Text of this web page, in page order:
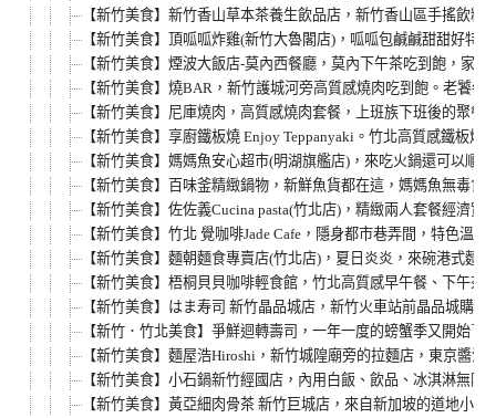
【新竹美食】新竹香山草本茶養生飲品店，新竹香山區手搖飲
【新竹美食】頂呱呱炸雞(新竹大魯閣店)，呱呱包鹹鹹甜甜好
【新竹美食】煙波大飯店-莫內西餐廳，莫內下午茶吃到飽，家
【新竹美食】燒BAR，新竹護城河旁高質感燒肉吃到飽。老饕
【新竹美食】尼庫燒肉，高質感燒肉套餐，上班族下班後的聚
【新竹美食】享廚鐵板燒 Enjoy Teppanyaki。竹北高質感鐵板
【新竹美食】媽媽魚安心超市(明湖旗艦店)，來吃火鍋還可以
【新竹美食】百味釜精緻鍋物，新鮮魚貨都在這，媽媽魚無毒
【新竹美食】佐佐義Cucina pasta(竹北店)，精緻兩人套餐經濟
【新竹美食】竹北 覺咖啡Jade Cafe，隱身都市巷弄間，特色
【新竹美食】麵朝麵食專賣店(竹北店)，夏日炎炎，來碗港式
【新竹美食】梧桐貝貝咖啡輕食館，竹北高質感早午餐、下午
【新竹美食】はま寿司 新竹晶品城店，新竹火車站前晶品城購
【新竹．竹北美食】爭鮮迴轉壽司，一年一度的螃蟹季又開始
【新竹美食】麵屋浩Hiroshi，新竹城隍廟旁的拉麵店，東京醬
【新竹美食】小石鍋新竹經國店，內用白飯、飲品、冰淇淋無
【新竹美食】黃亞細肉骨茶 新竹巨城店，來自新加坡的道地小